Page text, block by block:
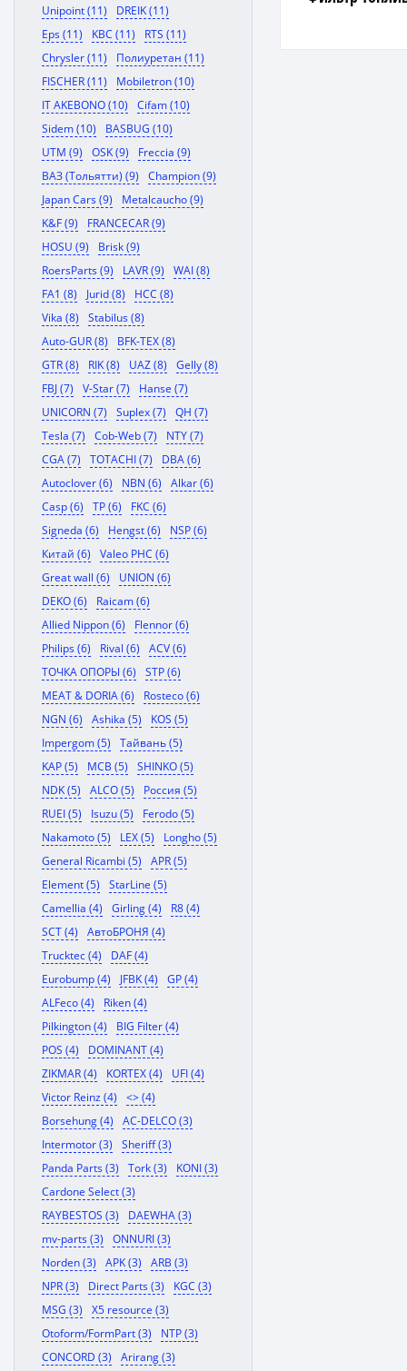
Unipoint (11)
DREIK (11)
Eps (11)
KBC (11)
RTS (11)
Chrysler (11)
Полиуретан (11)
FISCHER (11)
Mobiletron (10)
IT AKEBONO (10)
Cifam (10)
Sidem (10)
BASBUG (10)
UTM (9)
OSK (9)
Freccia (9)
ВАЗ (Тольятти) (9)
Champion (9)
Japan Cars (9)
Metalcaucho (9)
K&F (9)
FRANCECAR (9)
HOSU (9)
Brisk (9)
RoersParts (9)
LAVR (9)
WAI (8)
FA1 (8)
Jurid (8)
HCC (8)
Vika (8)
Stabilus (8)
Auto-GUR (8)
BFK-TEX (8)
GTR (8)
RIK (8) UAZ (8)
Gelly (8)
FBJ (7)
V-Star (7)
Hanse (7)
UNICORN (7)
Suplex (7)
QH (7)
Tesla (7)
Cob-Web (7)
NTY (7)
CGA (7)
TOTACHI (7)
DBA (6)
Autoclover (6)
NBN (6)
Alkar (6)
Casp (6)
TP (6)
FKC (6)
Signeda (6)
Hengst (6)
NSP (6)
Китай (6)
Valeo PHC (6)
Great wall (6)
UNION (6)
DEKO (6)
Raicam (6)
Allied Nippon (6)
Flennor (6)
Philips (6)
Rival (6)
ACV (6)
ТОЧКА ОПОРЫ (6)
STP (6)
MEAT & DORIA (6)
Rosteco (6)
NGN (6)
Ashika (5)
KOS (5)
Impergom (5)
Тайвань (5)
KAP (5)
MCB (5)
SHINKO (5)
NDK (5)
ALCO (5)
Россия (5)
RUEI (5)
Isuzu (5)
Ferodo (5)
Nakamoto (5)
LEX (5)
Longho (5)
General Ricambi (5)
APR (5)
Element (5)
StarLine (5)
Camellia (4)
Girling (4)
R8 (4)
SCT (4)
АвтоБРОНЯ (4)
Trucktec (4)
DAF (4)
Eurobump (4)
JFBK (4)
GP (4)
ALFeco (4)
Riken (4)
Pilkington (4)
BIG Filter (4)
POS (4)
DOMINANT (4)
ZIKMAR (4)
KORTEX (4)
UFI (4)
Victor Reinz (4)
<> (4)
Borsehung (4)
AC-DELCO (3)
Intermotor (3)
Sheriff (3)
Panda Parts (3)
Tork (3)
KONI (3)
Cardone Select (3)
RAYBESTOS (3)
DAEWHA (3)
mv-parts (3)
ONNURI (3)
Norden (3)
APK (3)
ARB (3)
NPR (3)
Direct Parts (3)
KGC (3)
MSG (3)
X5 resource (3)
Otoform/FormPart (3)
NTP (3)
CONCORD (3)
Arirang (3)